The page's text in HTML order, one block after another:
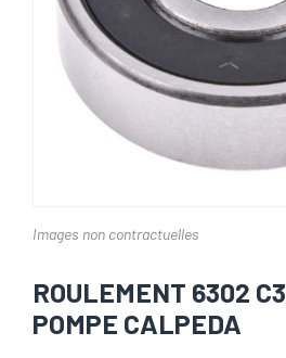
Images non contractuelles
ROULEMENT 6302
POMPE CALPEDA